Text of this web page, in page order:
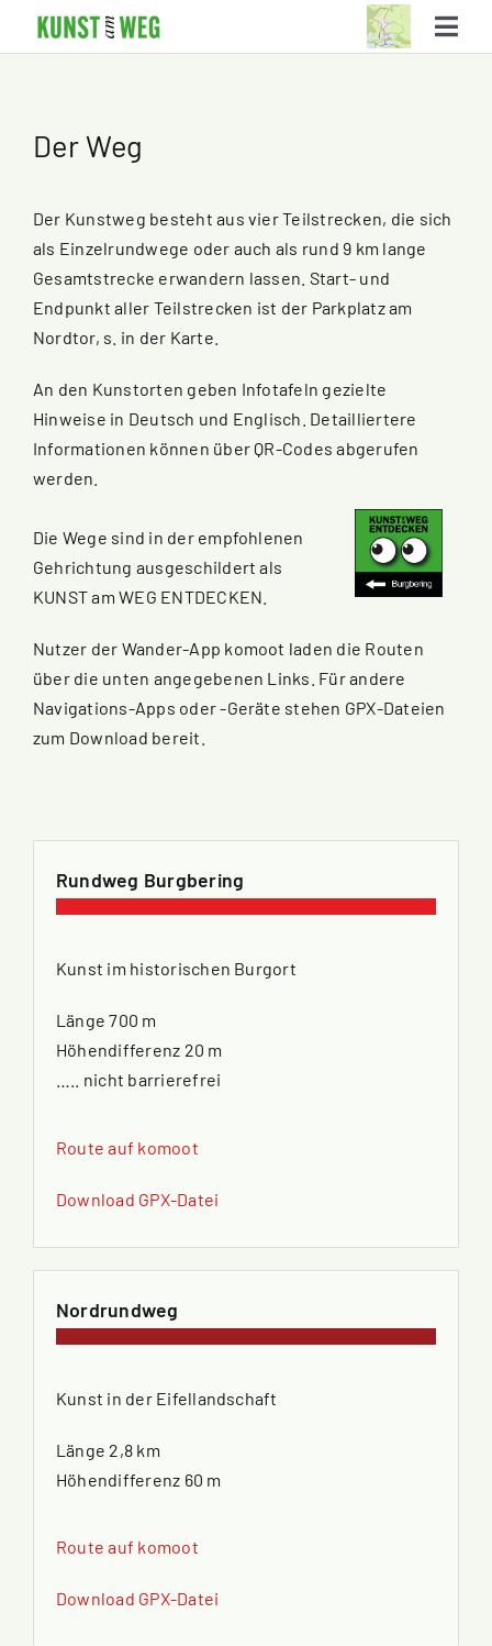
Über KUNSTamWEG
Der Weg
Der Kunstweg besteht aus vier Teilstrecken, die sich
als Einzelrundwege oder auch als rund 9 km lange
Gesamtstrecke erwandern lassen. Start- und
Endpunkt aller Teilstrecken ist der Parkplatz am
Nordtor, s. in der Karte.
An den Kunstorten geben Infotafeln gezielte
Hinweise in Deutsch und Englisch. Detailliertere
Informationen können über QR-Codes abgerufen
werden.
Die Wege sind in der empfohlenen
Gehrichtung ausgeschildert als
KUNST am WEG ENTDECKEN.
Nutzer der Wander-App komoot laden die Routen
über die unten angegebenen Links. Für andere
Navigations-Apps oder -Geräte stehen GPX-Dateien
zum Download bereit.
Rundweg Burgbering
Kunst im historischen Burgort
Länge 700 m
Höhendifferenz 20 m
….. nicht barrierefrei
Nordrundweg
Kunst in der Eifellandschaft
Länge 2,8 km
Höhendifferenz 60 m
Route auf komoot
Download GPX-Datei
Route auf komoot
Download GPX-Datei